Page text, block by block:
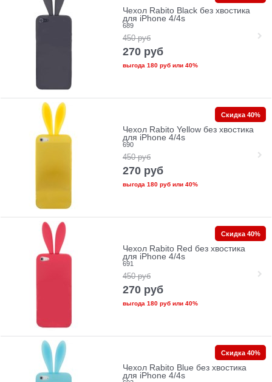
Чехол Rabito Black без хвостика
для iPhone 4/4s
689
450 руб
270 руб
выгода 180 рубили 40%
Чехол Rabito Yellow без хвостика
для iPhone 4/4s
690
450 руб
270 руб
выгода 180 рубили 40%
Скидка 40%
Чехол Rabito Red без хвостика
для iPhone 4/4s
691
450 руб
270 руб
выгода 180 рубили 40%
Скидка 40%
Чехол Rabito Blue без хвостика
для iPhone 4/4s
Скидка 40%